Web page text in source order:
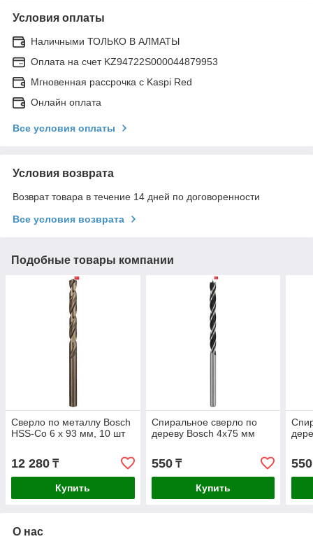
Условия оплаты
Наличными ТОЛЬКО В АЛМАТЫ
Оплата на счет KZ94722S000044879953
Мгновенная рассрочка с Kaspi Red
Онлайн оплата
Все условия оплаты
Условия возврата
Возврат товара в течение 14 дней по договоренности
Все условия возврата
Подобные товары компании
Сверло по металлу Bosch
HSS-Co 6 x 93 мм, 10 шт
12 280 ₸
Купить
Спиральное сверло по
дереву Bosch 4x75 мм
550₸
Купить
550
О нас